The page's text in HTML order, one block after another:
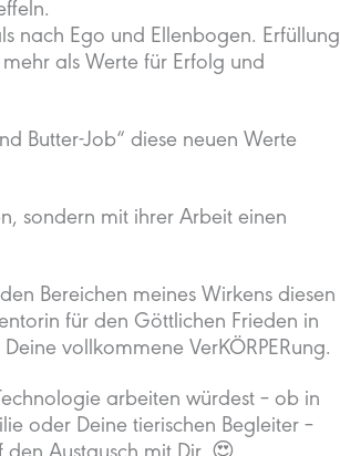
nach Ego und Ellenbogen. Erfüllung
als Werte für Erfolg und
Butter-Job“ diese neuen Werte
sondern mit ihrer Arbeit einen
Bereichen meines Wirkens diesen
für den Göttlichen Frieden in
vollkommene VerKÖRPERung.
arbeiten würdest – ob in
oder Deine tierischen Begleiter –